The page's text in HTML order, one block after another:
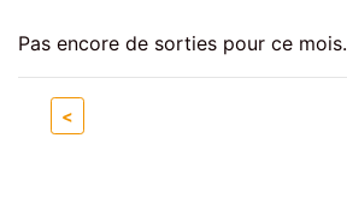
Pas encore de sorties pour ce mois.
<